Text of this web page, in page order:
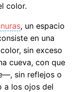
color.
, un espacio
en una
sin exceso
cueva, con que
sin reflejos o
a los ojos del